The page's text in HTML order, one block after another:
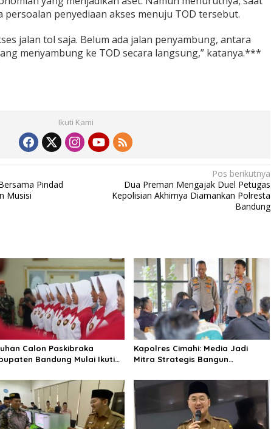
persoalan penyediaan akses menuju TOD tersebut.
jalan tol saja. Belum ada jalan penyambung, antara
menyambung ke TOD secara langsung,” katanya.***
Ikuti Kami
Pindad
Musisi
Pos berikutnya
Dua Preman Mengajak Duel Petugas
Kepolisian Akhirnya Diamankan Polresta
Bandung
Calon Paskibraka
Bandung Mulai Ikuti
Kapolres Cimahi: Media Jadi
Mitra Strategis Bangun